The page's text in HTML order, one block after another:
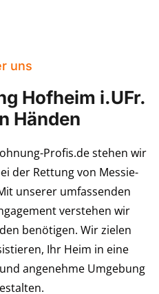
uns
Hofheim i.UFr.
Händen
Profis.de stehen wir
der Rettung von Messie-
unserer umfassenden
verstehen wir
benötigen. Wir zielen
Ihr Heim in eine
angenehme Umgebung